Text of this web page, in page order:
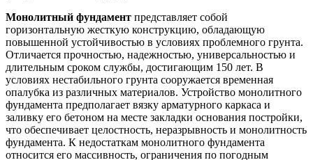
Монолитный фундамент представляет собой
горизонтальную жесткую конструкцию, обладающую
повышенной устойчивостью в условиях проблемного грунта.
Отличается прочностью, надежностью, универсальностью и
длительным сроком службы, достигающим 150 лет. В
условиях нестабильного грунта сооружается временная
опалубка из различных материалов. Устройство монолитного
фундамента предполагает вязку арматурного каркаса и
заливку его бетоном на месте закладки основания постройки,
что обеспечивает целостность, неразрывность и монолитность
фундамента. К недостаткам монолитного фундамента
относится его массивность, ограничения по погодным